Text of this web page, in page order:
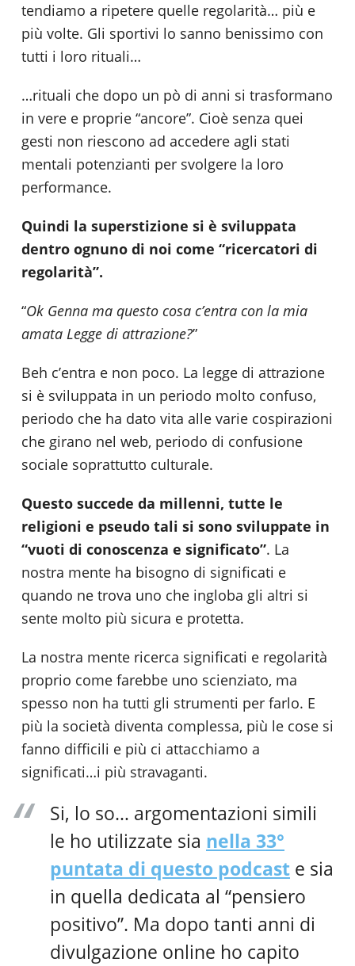
tendiamo a ripetere quelle regolarità… più e
più volte. Gli sportivi lo sanno benissimo con
tutti i loro rituali…
…rituali che dopo un pò di anni si trasformano
in vere e proprie “ancore”. Cioè senza quei
gesti non riescono ad accedere agli stati
mentali potenzianti per svolgere la loro
performance.
Quindi la superstizione si è sviluppata
dentro ognuno di noi come “ricercatori di
regolarità”.
“Ok Genna ma questo cosa c’entra con la mia
amata Legge di attrazione?”
Beh c’entra e non poco. La legge di attrazione
si è sviluppata in un periodo molto confuso,
periodo che ha dato vita alle varie cospirazioni
che girano nel web, periodo di confusione
sociale soprattutto culturale.
Questo succede da millenni, tutte le
religioni e pseudo tali si sono sviluppate in
“vuoti di conoscenza e significato”. La
nostra mente ha bisogno di significati e
quando ne trova uno che ingloba gli altri si
sente molto più sicura e protetta.
La nostra mente ricerca significati e regolarità
proprio come farebbe uno scienziato, ma
spesso non ha tutti gli strumenti per farlo. E
più la società diventa complessa, più le cose si
fanno difficili e più ci attacchiamo a
significati…i più stravaganti.
Si, lo so… argomentazioni simili
le ho utilizzate sia nella 33°
puntata di questo podcast e sia
in quella dedicata al “pensiero
positivo”. Ma dopo tanti anni di
divulgazione online ho capito